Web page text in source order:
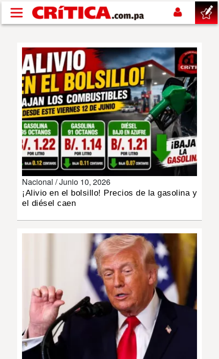
Pasar al contenido principal
SUCESOS
NACIONAL
POLÍTICA
SHOW
DEPORTES
IMPRESO
Nacional /Junio 10, 2026
¡Alivio en el bolsillo! Precios de la gasolina y
el diésel caen